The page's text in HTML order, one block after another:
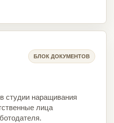
БЛОК ДОКУМЕНТОВ
студии наращивания
лица